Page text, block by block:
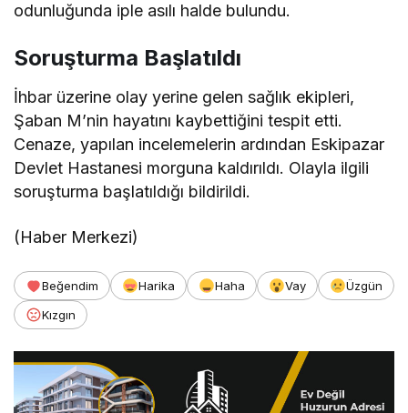
odunluğunda iple asılı halde bulundu.
Soruşturma Başlatıldı
İhbar üzerine olay yerine gelen sağlık ekipleri,
Şaban M’nin hayatını kaybettiğini tespit etti.
Cenaze, yapılan incelemelerin ardından Eskipazar
Devlet Hastanesi morguna kaldırıldı. Olayla ilgili
soruşturma başlatıldığı bildirildi.
(Haber Merkezi)
Beğendim Harika Haha Vay
Üzgün
Kızgın